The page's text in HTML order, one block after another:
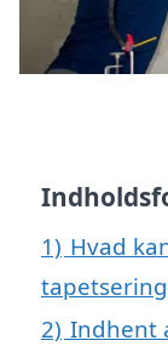
1) Hvad
2) Indhent